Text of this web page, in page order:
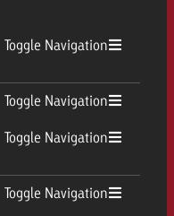
Toggle Navigation
Toggle Navigation
Toggle Navigation
Toggle Navigation